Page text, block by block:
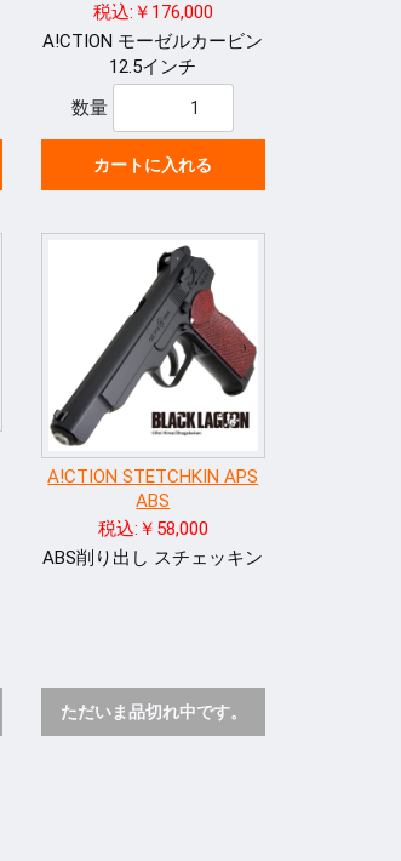
税込:￥176,000
A!CTION モーゼルカービン
12.5インチ
数量
カートに入れる
A!CTION STETCHKIN APS
ABS
税込:￥58,000
ABS削り出し スチェッキン
ただいま品切れ中です。